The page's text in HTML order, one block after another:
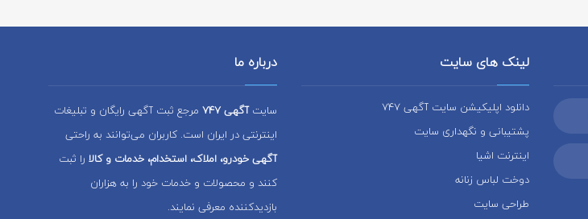
لینک های سایت
دانلود اپلیکیشن سایت آگهی 747
پشتیبانی و نگهداری سایت
اینترنت اشیا
دوخت لباس زنانه
طراحی سایت
درباره ما
سایتآگهی 747
مرجع ثبت آگهی رایگان و تبلیغات
اینترنتی در ایران است. کاربران می‌توانند به راحتی
آگهی خودرو، املاک، استخدام، خدمات و کالا را ثبت
کنند و محصولات و خدمات خود را به هزاران
بازدیدکننده معرفی نمایند.